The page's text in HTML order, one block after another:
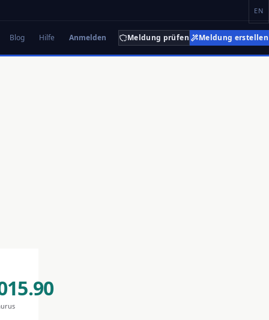
EN
Blog Hilfe Anmelden Meldung prüfen Meldung erstellen